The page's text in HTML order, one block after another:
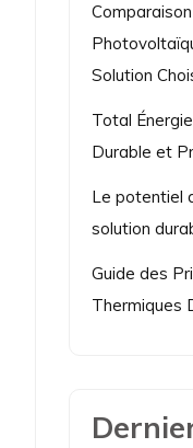
Solution
Total
Durable et
Le potentiel
solution
Guide des
Thermiques